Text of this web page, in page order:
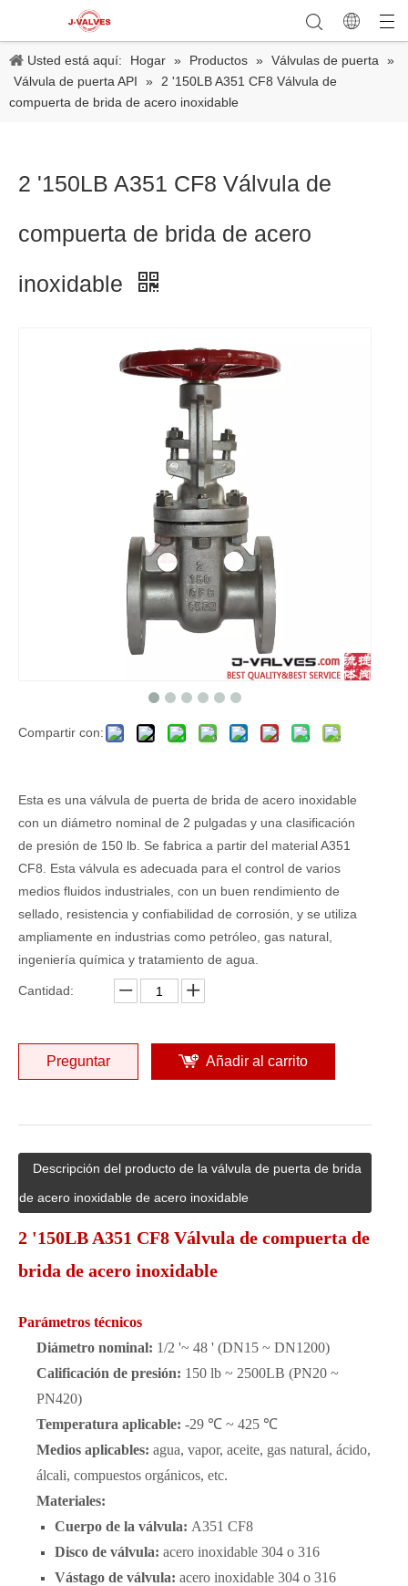
Usted está aquí: Hogar » Productos » Válvulas de puerta
»
Válvula de puerta API
»
2 '150LB A351 CF8 Válvula de
compuerta de brida de acero inoxidable
2 '150LB A351 CF8 Válvula de
compuerta de brida de acero
inoxidable
Compartir con:
Esta es una válvula de puerta de brida de acero inoxidable
con un diámetro nominal de 2 pulgadas y una clasificación
de presión de 150 lb. Se fabrica a partir del material A351
CF8. Esta válvula es adecuada para el control de varios
medios fluidos industriales, con un buen rendimiento de
sellado, resistencia y confiabilidad de corrosión, y se utiliza
ampliamente en industrias como petróleo, gas natural,
ingeniería química y tratamiento de agua.
Cantidad:
Preguntar Añadir al carrito
Descripción del producto de la válvula de puerta de brida
de acero inoxidable de acero inoxidable
2 '150LB A351 CF8 Válvula de compuerta de
brida de acero inoxidable
Parámetros técnicos
Diámetro nominal: 1/2 '~ 48 ' (DN15 ~ DN1200)
Calificación de presión: 150 lb ~ 2500LB (PN20 ~
PN420)
Temperatura aplicable: -29 ℃ ~ 425 ℃
Medios aplicables: agua, vapor, aceite, gas natural, ácido,
álcali, compuestos orgánicos, etc.
Materiales:
Cuerpo de la válvula: A351 CF8
Disco de válvula: acero inoxidable 304 o 316
Vástago de válvula: acero inoxidable 304 o 316